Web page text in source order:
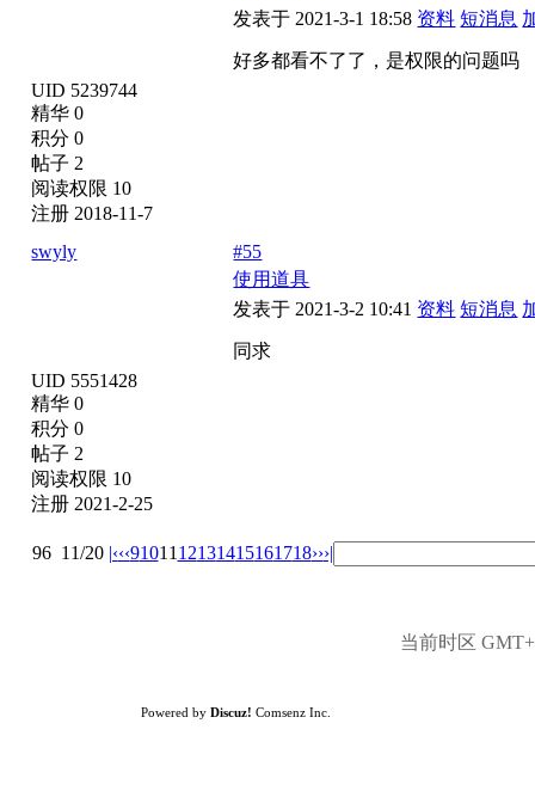
UID 5239744
精华 0
积分 0
帖子 2
阅读权限 10
注册 2018-11-7
发表于 2021-3-1 18:58 资料 短消息
好多都看不了了，是权限的问题吗
swyly
UID 5551428
精华 0
积分 0
帖子 2
阅读权限 10
注册 2021-2-25
#55
使用道具
发表于 2021-3-2 10:41 资料 短消息
同求
96 11/20 |‹‹‹91011 12131415161718›››|
当前时区
Powered by Discuz! Comsenz Inc.